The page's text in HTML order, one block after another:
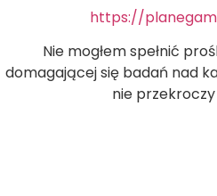
https://
Nie mogłem spełnić
domagającej się badań nad
nie przekroczy